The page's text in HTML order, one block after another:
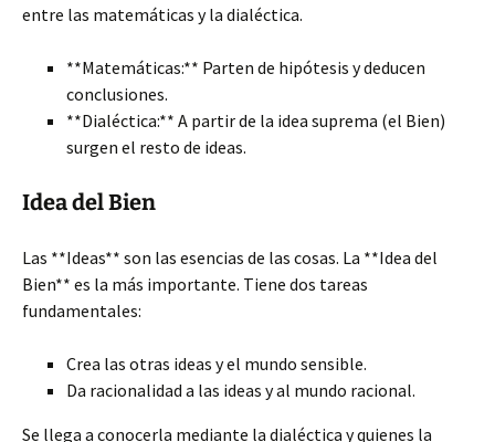
entre las matemáticas y la dialéctica.
**Matemáticas:** Parten de hipótesis y deducen
conclusiones.
**Dialéctica:** A partir de la idea suprema (el Bien)
surgen el resto de ideas.
Idea del Bien
Las **Ideas** son las esencias de las cosas. La **Idea del
Bien** es la más importante. Tiene dos tareas
fundamentales:
Crea las otras ideas y el mundo sensible.
Da racionalidad a las ideas y al mundo racional.
Se llega a conocerla mediante la dialéctica y quienes la